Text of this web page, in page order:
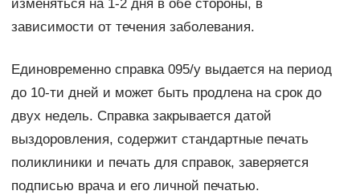
изменяться на 1-2 дня в обе стороны, в
зависимости от течения заболевания.
Единовременно справка 095/у выдается на период
до 10-ти дней и может быть продлена на срок до
двух недель. Справка закрывается датой
выздоровления, содержит стандартные печать
поликлиники и печать для справок, заверяется
подписью врача и его личной печатью.